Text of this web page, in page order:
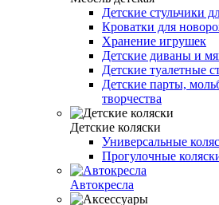
Детские стульчики
Кроватки для
Хранение игрушек
Детские диваны и
Детские туалетные
Детские парты,
творчества
Детские коляски
Универсальные
Прогулочные
Автокресла